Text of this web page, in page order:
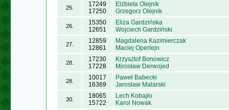
25.
17249
17250
Elżbieta Olejnik
Grzegorz Olejnik
26.
15350
12651
Eliza Gardzińska
Wojciech Gardziński
27.
12859
12861
Magdalena Kazimierczak
Maciej Operlejn
28.
17230
17228
Krzysztof Bonowicz
Mirosław Derwojed
28.
10017
16369
Paweł Babecki
Jarosław Malarski
30.
18065
15722
Lech Kobajło
Karol Nowak